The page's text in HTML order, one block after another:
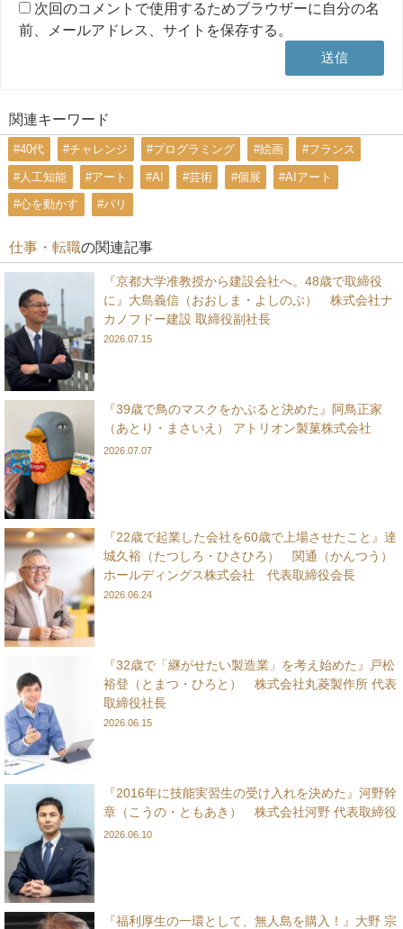
次回のコメントで使用するためブラウザーに自分の名
前、メールアドレス、サイトを保存する。
関連キーワード
#40代 #チャレンジ #プログラミング #絵画 #フランス
#人工知能 #アート #AI #芸術 #個展 #AIアート
#心を動かす #パリ
仕事・転職の関連記事
『京都大学准教授から建設会社へ。48歳で取締役
に』大島義信（おおしま・よしのぶ） 株式会社ナ
カノフドー建設 取締役副社長
2026.07.15
『39歳で鳥のマスクをかぶると決めた』阿鳥正家
（あとり・まさいえ） アトリオン製菓株式会社
2026.07.07
『22歳で起業した会社を60歳で上場させたこと』達
城久裕（たつしろ・ひさひろ） 関通（かんつう）
ホールディングス株式会社 代表取締役会長
2026.06.24
『32歳で「継がせたい製造業」を考え始めた』戸松
裕登（とまつ・ひろと） 株式会社丸菱製作所 代表
取締役社長
2026.06.15
『2016年に技能実習生の受け入れを決めた』河野幹
章（こうの・ともあき） 株式会社河野 代表取締役
2026.06.10
『福利厚生の一環として、無人島を購入！』大野 宗